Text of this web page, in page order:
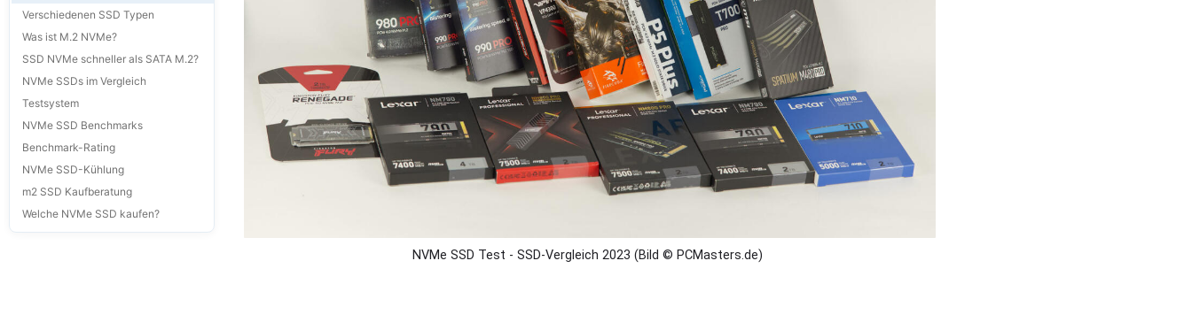
Verschiedenen SSD Typen
Was ist M.2 NVMe?
SSD NVMe schneller als SATA M.2?
NVMe SSDs im Vergleich
Testsystem
NVMe SSD Benchmarks
Benchmark-Rating
NVMe SSD-Kühlung
m2 SSD Kaufberatung
Welche NVMe SSD kaufen?
NVMe SSD Test - SSD-Vergleich 2023 (Bild © PCMasters.de)